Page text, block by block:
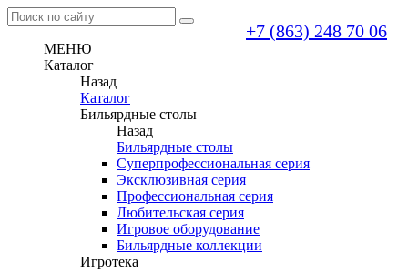
+7 (863) 248 70 06
МЕНЮ
Каталог
Назад
Каталог
Бильярдные столы
Назад
Бильярдные столы
Суперпрофессиональная серия
Эксклюзивная серия
Профессиональная серия
Любительская серия
Игровое оборудование
Бильярдные коллекции
Игротека